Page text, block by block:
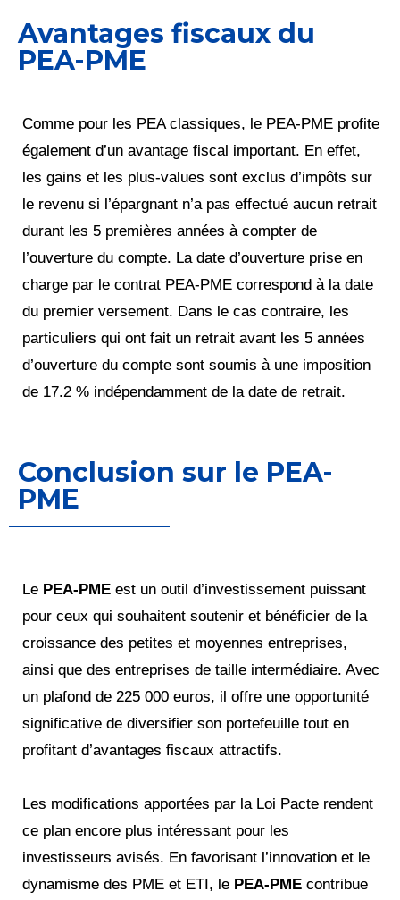
Avantages fiscaux du
PEA-PME
Comme pour les PEA classiques, le PEA-PME profite
également d’un avantage fiscal important. En effet,
les gains et les plus-values sont exclus d’impôts sur
le revenu si l’épargnant n’a pas effectué aucun retrait
durant les 5 premières années à compter de
l’ouverture du compte. La date d’ouverture prise en
charge par le contrat PEA-PME correspond à la date
du premier versement. Dans le cas contraire, les
particuliers qui ont fait un retrait avant les 5 années
d’ouverture du compte sont soumis à une imposition
de 17.2 % indépendamment de la date de retrait.
Conclusion sur le PEA-
PME
Le PEA-PME est un outil d’investissement puissant
pour ceux qui souhaitent soutenir et bénéficier de la
croissance des petites et moyennes entreprises,
ainsi que des entreprises de taille intermédiaire. Avec
un plafond de 225 000 euros, il offre une opportunité
significative de diversifier son portefeuille tout en
profitant d’avantages fiscaux attractifs.
Les modifications apportées par la Loi Pacte rendent
ce plan encore plus intéressant pour les
investisseurs avisés. En favorisant l’innovation et le
dynamisme des PME et ETI, le PEA-PME contribue